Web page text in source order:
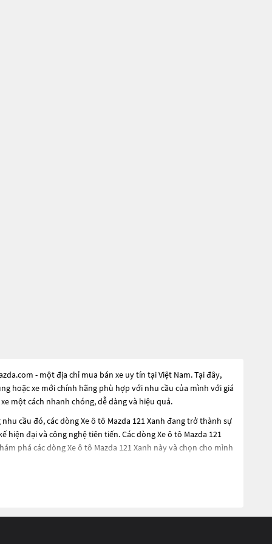
- một địa chỉ mua bán xe uy tín tại Việt Nam. Tại đây,
hoặc xe mới chính hãng phù hợp với nhu cầu của mình với giá
một cách nhanh chóng, dễ dàng và hiệu quả.
cầu đó, các dòngXe ô tô Mazda 121 Xanh đang trở thành sự
hiện đại và công nghệ tiên tiến. Các dòngXe ô tô Mazda 121
phá các dòngXe ô tô Mazda 121 Xanh này và chọn cho mình